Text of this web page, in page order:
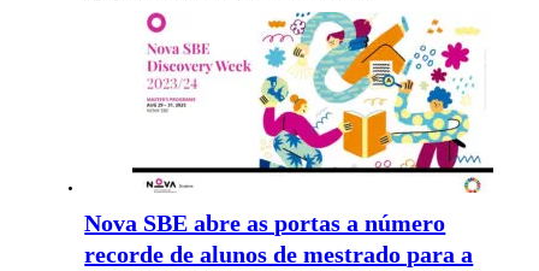
Nova SBE abre as portas a número
recorde de alunos de mestrado para a